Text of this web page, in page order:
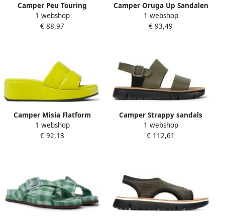
Camper Peu Touring
Sneaker Damen Sage Green
1 webshop
€ 88,97
Camper Oruga Up Sandalen
Damen Donkergroen
1 webshop
€ 93,49
Camper Misia Flatform
Sandalen Yellow Dames
1 webshop
€ 92,18
Camper Strappy sandals
Oruga Groen Dames
1 webshop
€ 112,61